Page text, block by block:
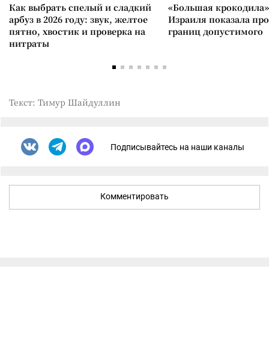
Как выбрать спелый и сладкий
арбуз в 2026 году: звук, желтое
пятно, хвостик и проверка на
нитраты
«Большая
Израиля показала
границ допустимого
Текст: Тимур Шайдуллин
Подписывайтесь на наши каналы
Комментировать